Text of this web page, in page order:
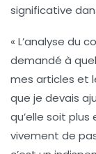
significative
« L’analyse du
demandé à
mes articles et
que je devais
qu’elle soit
vivement de